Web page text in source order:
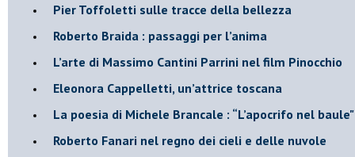
​Pier Toffoletti sulle tracce della bellezza
​Roberto Braida : passaggi per l’anima
​L’arte di Massimo Cantini Parrini nel film Pinocchio
Eleonora Cappelletti, un’attrice toscana
​La poesia di Michele Brancale : “L’apocrifo nel baule"
Roberto Fanari nel regno dei cieli e delle nuvole